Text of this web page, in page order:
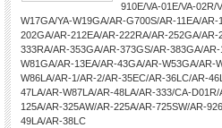
910E/VA-01E/VA-02R/
W17GA/YA-W19GA/AR-G700S/AR-11EA/
202GA/AR-212EA/AR-222RA/AR-252GA/
333RA/AR-353GA/AR-373GS/AR-383GA/
W81GA/AR-13EA/AR-43GA/AR-W53GA/AR-
W86LA/AR-1/AR-2/AR-35EC/AR-36LC/AR-
47LA/AR-W87LA/AR-48LA/AR-333/CA-
125A/AR-325AW/AR-225A/AR-725SW/AR-
49LA/AR-38LC